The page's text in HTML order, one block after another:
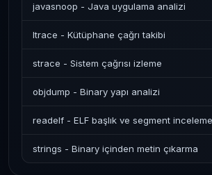
javasnoop - Java uygulama analizi
ltrace - Kütüphane çağrı takibi
strace - Sistem çağrısı izleme
objdump - Binary yapı analizi
readelf - ELF başlık ve segment inceleme
strings - Binary içinden metin çıkarma